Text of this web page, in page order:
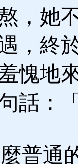
，她
，終
愧地
話：
普通